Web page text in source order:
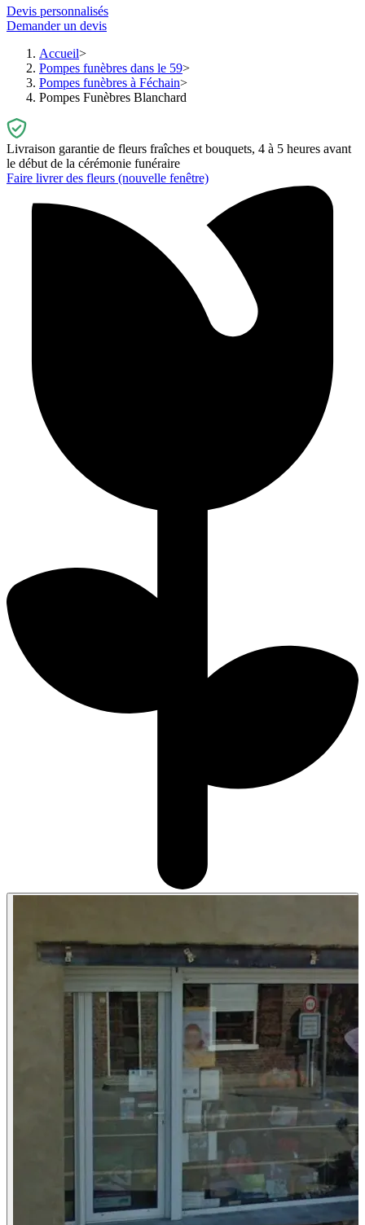
Devis personnalisés
Demander un devis
Accueil
Pompes funèbres dans le 59
Pompes funèbres à Féchain
Pompes Funèbres Blanchard
Livraison garantie de fleurs fraîches et bouquets, 4 à 5 heures avant
le début de la cérémonie funéraire
Faire livrer des fleurs (nouvelle fenêtre)